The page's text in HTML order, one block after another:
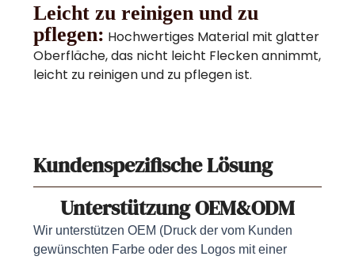
Leicht zu reinigen und zu
pflegen: Hochwertiges Material mit glatter
Oberfläche, das nicht leicht Flecken annimmt,
leicht zu reinigen und zu pflegen ist.
Kundenspezifische Lösung
Unterstützung OEM&ODM
Wir unterstützen OEM (Druck der vom Kunden
gewünschten Farbe oder des Logos mit einer